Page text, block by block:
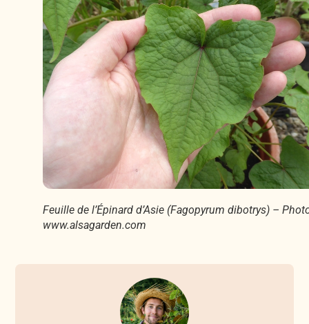
Feuille de l’Épinard d’Asie (Fagopyrum dibotrys) –
www.alsagarden.com